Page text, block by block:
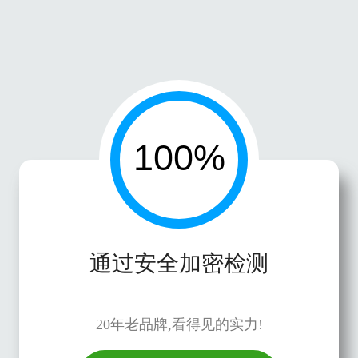
通过安全加密检测
20年老品牌,看得见的实力!